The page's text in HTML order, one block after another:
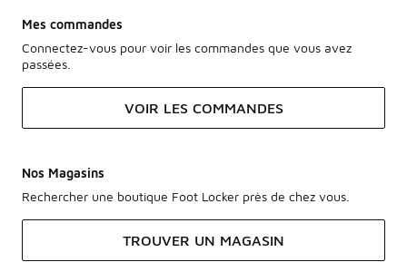
Mes commandes
Connectez-vous pour voir les commandes que vous avez
passées.
VOIR LES COMMANDES
Nos Magasins
Rechercher une boutique Foot Locker près de chez vous.
TROUVER UN MAGASIN